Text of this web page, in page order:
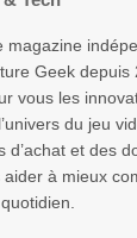
Geek depuis
vous les
du jeu
d’achat et des
à mieux